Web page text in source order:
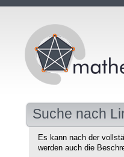
Suche nach
Es kann nach der
werden auch die